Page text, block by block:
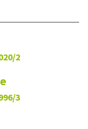
2
3